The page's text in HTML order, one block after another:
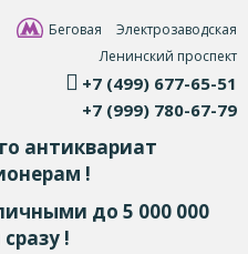
Беговая
Электрозаводская
Ленинский проспект
+7 (499) 677-65-51
+7 (999) 780-67-79
антиквариат
!
до 5 000 000
!